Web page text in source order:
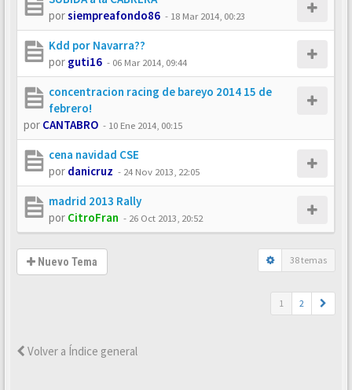
porsiempreafondo86 - 18 Mar 2014, 00:23
Kdd por Navarra??
por guti16 - 06 Mar 2014, 09:44
concentracion racing de bareyo 2014 15 de
febrero!
por CANTABRO - 10 Ene 2014, 00:15
cena navidad CSE
por danicruz - 24 Nov 2013, 22:05
madrid 2013 Rally
por CitroFran - 26 Oct 2013, 20:52
Nuevo Tema 38 temas
1 2
Volver a Índice general